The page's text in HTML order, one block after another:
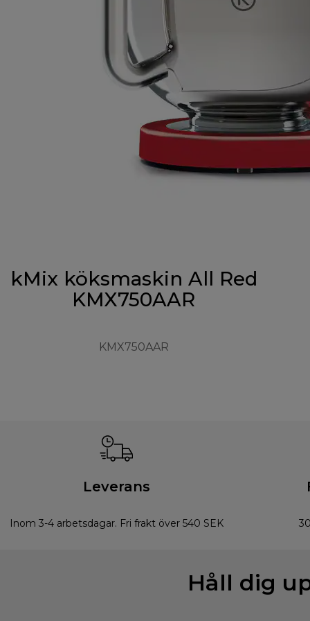
kMix köksmaskin All Red
KMX750AAR
KMX750AAR
Leverans
Inom 3-4 arbetsdagar. Fri frakt över 540 SEK
Håll dig